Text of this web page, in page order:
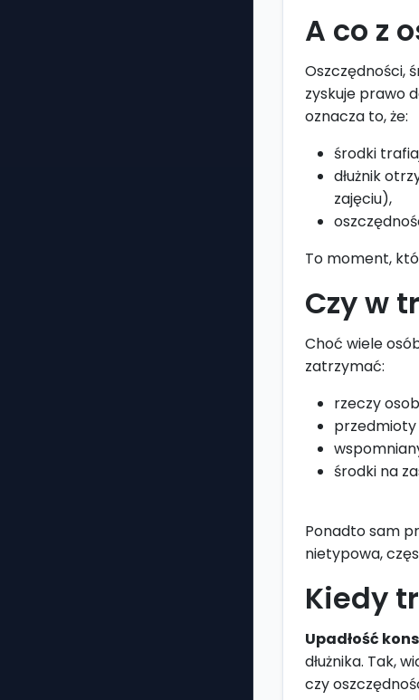
A co z
Oszczędności,
zyskuje prawo
oznacza to, że:
środki
dłużnik
zajęciu),
To moment,
Czy w
Choć wiele
zatrzymać:
rzeczy
przedmioty
środki na
Ponadto sam
nietypowa,
Kiedy
Upadłość
dłużnika. Tak,
czy